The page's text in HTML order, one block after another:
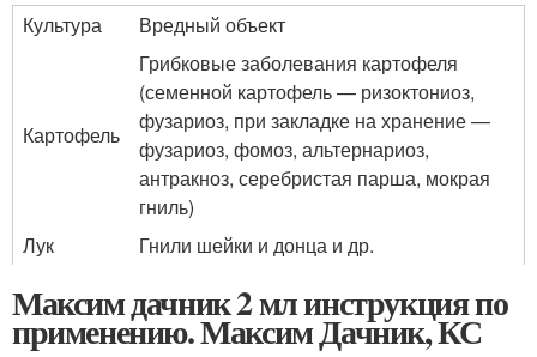
Культура
Вредный объект
Картофель
Грибковые заболевания картофеля
(семенной картофель — ризоктониоз,
фузариоз, при закладке на хранение —
фузариоз, фомоз, альтернариоз,
антракноз, серебристая парша, мокрая
гниль)
Лук
Гнили шейки и донца и др.
Максим дачник 2 мл инструкция по
применению. Максим Дачник, КС